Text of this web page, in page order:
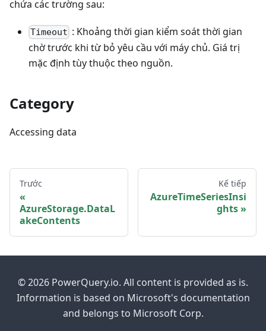
chứa các trường sau:
Timeout : Khoảng thời gian kiểm soát thời gian
chờ trước khi từ bỏ yêu cầu với máy chủ. Giá trị
mặc định tùy thuộc theo nguồn.
Category
Accessing data
Trước
AzureStorage.DataL
akeContents
Kế tiếp
AzureTimeSeriesInsi
ghts
© 2026 PowerQuery.io. All content is provided as is.
Information is based on Microsoft's documentation
and belongs to Microsoft Corp.